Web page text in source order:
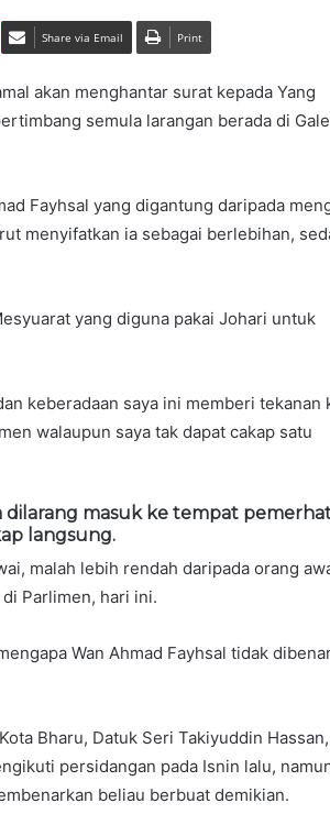
Share via Email Print
akan menghantar surat kepada Yang
semula larangan berada di
Fayhsal yang digantung daripada
menyifatkan ia sebagai berlebihan,
yang diguna pakai Johari untuk
keberadaan saya ini memberi tekanan
walaupun saya tak dapat cakap satu
dilarang masuk ke tempat
langsung.
malah lebih rendah daripada orang
Parlimen, hari ini.
Wan Ahmad Fayhsal tidak
Bharu, Datuk Seri Takiyuddin Hassan,
persidangan pada Isnin lalu,
beliau berbuat demikian.